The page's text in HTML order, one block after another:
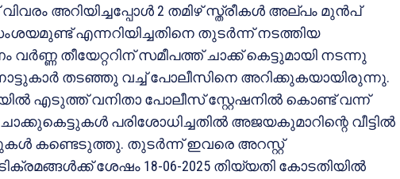
അറിയിച്ചപ്പോൾ 2 തമിഴ് സ്ത്രീകൾ അല്പം മുൻപ്
എന്നറിയിച്ചതിനെ തുടർന്ന് നടത്തിയ
തീയേറ്ററിന് സമീപത്ത് ചാക്ക് കെട്ടുമായി നടന്നു
തടഞ്ഞു വച്ച് പോലീസിനെ അറിക്കുകയായിരുന്നു.
എടുത്ത് വനിതാ പോലീസ് സ്റ്റേഷനിൽ കൊണ്ട് വന്ന്
പരിശോധിച്ചതിൽ അജയകുമാറിന്റെ വീട്ടിൽ
കണ്ടെടുത്തു. തുടർന്ന് ഇവരെ അറസ്റ്റ്
ശേഷം 18-06-2025 തിയ്യതി കോടതിയിൽ